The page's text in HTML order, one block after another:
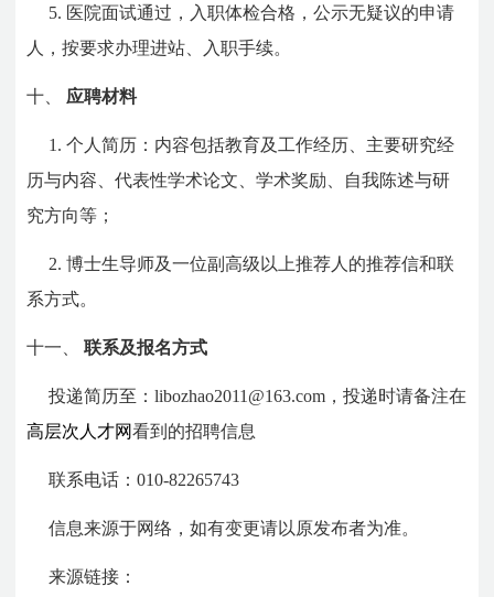
5. 医院面试通过，入职体检合格，公示无疑议的申请
人，按要求办理进站、入职手续。
十、 应聘材料
1. 个人简历：内容包括教育及工作经历、主要研究经
历与内容、代表性学术论文、学术奖励、自我陈述与研
究方向等；
2. 博士生导师及一位副高级以上推荐人的推荐信和联
系方式。
十一、联系及报名方式
投递简历至：libozhao2011@163.com，投递时请备注在
高层次人才网看到的招聘信息
联系电话：010-82265743
信息来源于网络，如有变更请以原发布者为准。
来源链接：